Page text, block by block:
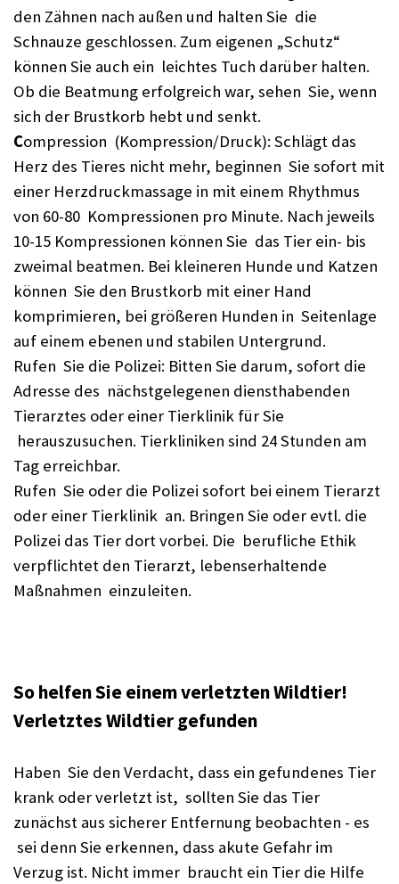
den Zähnen nach außen und halten Sie die
Schnauze geschlossen. Zum eigenen „Schutz“
können Sie auch ein leichtes Tuch darüber halten.
Ob die Beatmung erfolgreich war, sehen Sie, wenn
sich der Brustkorb hebt und senkt.
Compression (Kompression/Druck): Schlägt das
Herz des Tieres nicht mehr, beginnen Sie sofort mit
einer Herzdruckmassage in mit einem Rhythmus
von 60-80 Kompressionen pro Minute. Nach jeweils
10-15 Kompressionen können Sie das Tier ein- bis
zweimal beatmen. Bei kleineren Hunde und Katzen
können Sie den Brustkorb mit einer Hand
komprimieren, bei größeren Hunden in Seitenlage
auf einem ebenen und stabilen Untergrund.
Rufen Sie die Polizei: Bitten Sie darum, sofort die
Adresse des nächstgelegenen diensthabenden
Tierarztes oder einer Tierklinik für Sie
herauszusuchen. Tierkliniken sind 24 Stunden am
Tag erreichbar.
Rufen Sie oder die Polizei sofort bei einem Tierarzt
oder einer Tierklinik an. Bringen Sie oder evtl. die
Polizei das Tier dort vorbei. Die berufliche Ethik
verpflichtet den Tierarzt, lebenserhaltende
Maßnahmen einzuleiten.
So helfen Sie einem verletzten Wildtier!
Verletztes Wildtier gefunden
Haben Sie den Verdacht, dass ein gefundenes Tier
krank oder verletzt ist, sollten Sie das Tier
zunächst aus sicherer Entfernung beobachten - es
sei denn Sie erkennen, dass akute Gefahr im
Verzug ist. Nicht immer braucht ein Tier die Hilfe